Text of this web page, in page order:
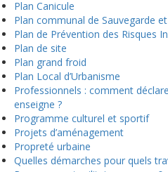
Plan Canicule
Plan communal de Sauvegarde
Plan de Prévention des Risques
Plan de site
Plan grand froid
Plan Local d’Urbanisme
Professionnels : comment
enseigne ?
Programme culturel et sportif
Projets d’aménagement
Propreté urbaine
Quelles démarches pour quels